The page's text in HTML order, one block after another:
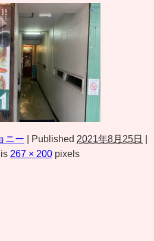
ニー Published 2021年8月25日
267 × 200pixels